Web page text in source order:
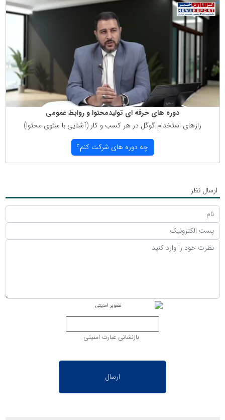
دوره های حرفه ای تولیدمحتوا و روابط عمومی
رازهای استخدام گوگل در هر كسب و كار (آشنایی با سئوی محتوا)
چه دوره های شركت كنم؟
ارسال نظر
بازنشانی عبارت امنیتی